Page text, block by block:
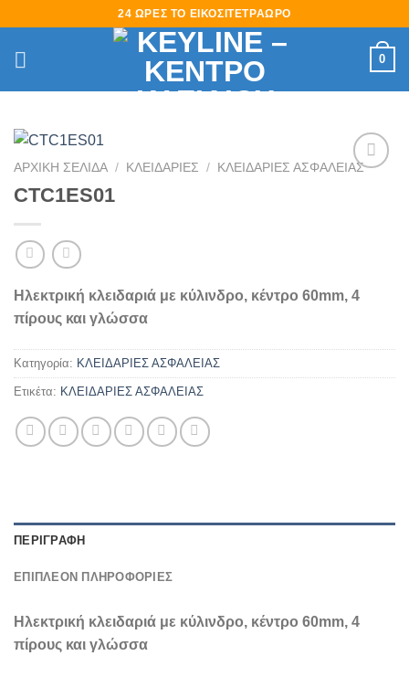
content
24 ΩΡΕΣ ΤΟ ΕΙΚΟΣΙΤΕΤΡΑΩΡΟ
0
ΑΡΧΙΚΉ ΣΕΛΊΔΑ / ΚΛΕΙΔΑΡΙΕΣ / ΚΛΕΙΔΑΡΙΕΣ ΑΣΦΑΛΕΙΑΣ
CTC1ES01
Ηλεκτρική κλειδαριά με κύλινδρο, κέντρο 60mm, 4
πίρους και γλώσσα
Κατηγορία: ΚΛΕΙΔΑΡΙΕΣ ΑΣΦΑΛΕΙΑΣ
Ετικέτα: ΚΛΕΙΔΑΡΙΕΣ ΑΣΦΑΛΕΙΑΣ
ΠΕΡΙΓΡΑΦΉ
ΕΠΙΠΛΈΟΝ ΠΛΗΡΟΦΟΡΊΕΣ
Ηλεκτρική κλειδαριά με κύλινδρο, κέντρο 60mm, 4
πίρους και γλώσσα